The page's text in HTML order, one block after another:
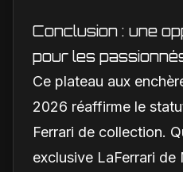
Conclusion : une
pour les
Ce plateau aux
2026 réaffirme le
Ferrari de collection.
exclusive LaFerrari